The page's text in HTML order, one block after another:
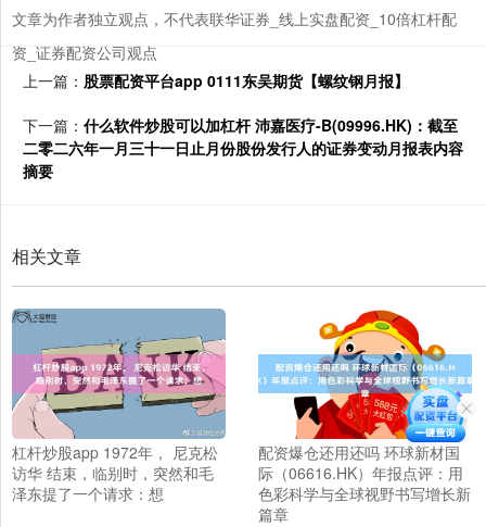
文章为作者独立观点，不代表联华证券_线上实盘配资_10倍杠杆配
资_证券配资公司观点
上一篇： 股票配资平台app 0111东吴期货【螺纹钢月报】
下一篇： 什么软件炒股可以加杠杆 沛嘉医疗-B(09996.HK)：截至
二零二六年一月三十一日止月份股份发行人的证券变动月报表内容
摘要
相关文章
杠杆炒股app 1972年， 尼克松
访华 结束，临别时，突然和毛
泽东提了一个请求：想
配资爆仓还用还吗 环球新材国
际（06616.HK）年报点评：用
色彩科学与全球视野书写增长新
篇章